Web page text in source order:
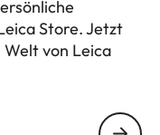
Store. Jetzt
von Leica